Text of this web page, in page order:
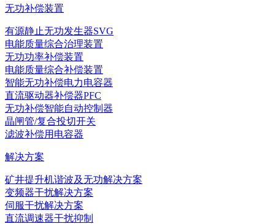
无功补偿装置
有源静止无功发生器SVG
电能质量综合治理装置
无功功率补偿装置
电能质量综合补偿装置
智能无功补偿电力电容器
直流驱动器补偿器PFC
无功补偿智能自动控制器
晶闸管/复合投切开关
滤波补偿用电容器
解决方案
矿井提升机谐波及无功解决方案
变频器干扰解决方案
伺服干扰解决方案
直流调速器干扰抑制